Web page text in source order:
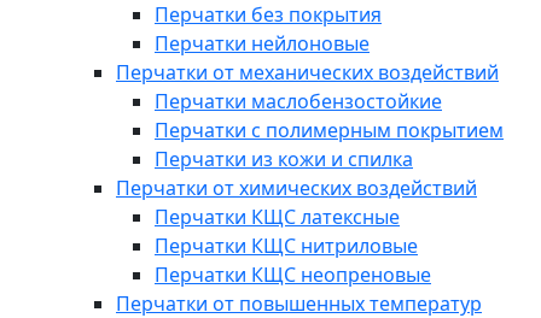
Перчатки без покрытия
Перчатки нейлоновые
Перчатки от механических воздействий
Перчатки маслобензостойкие
Перчатки с полимерным покрытием
Перчатки из кожи и спилка
Перчатки от химических воздействий
Перчатки КЩС латексные
Перчатки КЩС нитриловые
Перчатки КЩС неопреновые
Перчатки от повышенных температур